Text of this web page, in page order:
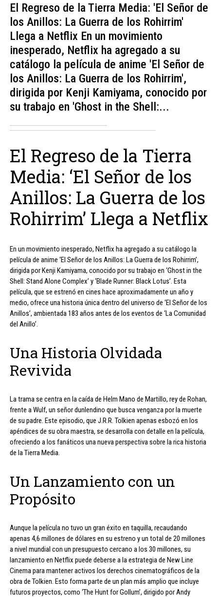
El Regreso de la Tierra Media: 'El Señor de
los Anillos: La Guerra de los Rohirrim'
Llega a Netflix En un movimiento
inesperado, Netflix ha agregado a su
catálogo la película de anime 'El Señor de
los Anillos: La Guerra de los Rohirrim',
dirigida por Kenji Kamiyama, conocido por
su trabajo en 'Ghost in the Shell:...
El Regreso de la Tierra
Media: ‘El Señor de los
Anillos: La Guerra de los
Rohirrim’ Llega a Netflix
En un movimiento inesperado, Netflix ha agregado a su catálogo la
película de anime ‘El Señor de los Anillos: La Guerra de los Rohirrim’,
dirigida por Kenji Kamiyama, conocido por su trabajo en ‘Ghost in the
Shell: Stand Alone Complex’ y ‘Blade Runner: Black Lotus’. Esta
película, que se estrenó en cines hace aproximadamente un año y
medio, ofrece una historia única dentro del universo de ‘El Señor de los
Anillos’, ambientada 183 años antes de los eventos de ‘La Comunidad
del Anillo’.
Una Historia Olvidada
Revivida
La trama se centra en la caída de Helm Mano de Martillo, rey de Rohan,
frente a Wulf, un señor dunlendino que busca venganza por la muerte
de su padre. Este episodio, que J.R.R. Tolkien apenas esbozó en los
apéndices de su obra maestra, se desarrolla con detalle en la película,
ofreciendo a los fanáticos una nueva perspectiva sobre la rica historia
de la Tierra Media.
Un Lanzamiento con un
Propósito
Aunque la película no tuvo un gran éxito en taquilla, recaudando
apenas 4,6 millones de dólares en su estreno y un total de 20 millones
a nivel mundial con un presupuesto cercano a los 30 millones, su
lanzamiento en Netflix puede deberse a la estrategia de New Line
Cinema para mantener activos los derechos cinematográficos de la
obra de Tolkien. Esto forma parte de un plan más amplio que incluye
futuros proyectos, como ‘The Hunt for Gollum’, dirigido por Andy